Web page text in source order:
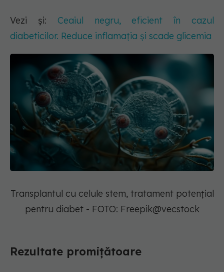
Vezi și: Ceaiul negru, eficient în cazul
diabeticilor. Reduce inflamația și scade glicemia
Transplantul cu celule stem, tratament potențial
pentru diabet - FOTO: Freepik@vecstock
Rezultate promițătoare